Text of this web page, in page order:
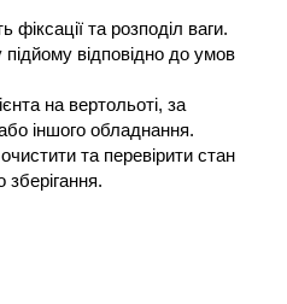
фіксації та розподіл ваги.
відповідно до умов
на вертольоті, за
іншого обладнання.
та перевірити стан